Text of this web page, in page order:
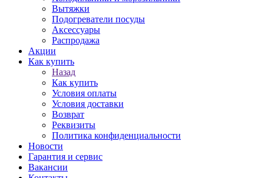
Вытяжки
Подогреватели посуды
Аксессуары
Распродажа
Акции
Как купить
Назад
Как купить
Условия оплаты
Условия доставки
Возврат
Реквизиты
Политика конфиденциальности
Новости
Гарантия и сервис
Вакансии